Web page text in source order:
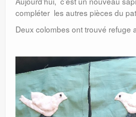
compléter les autres pièces du
Deux colombes ont trouvé refuge